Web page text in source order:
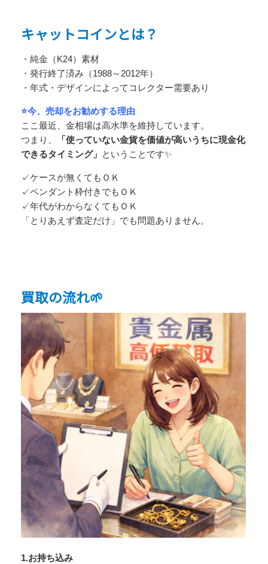
キャットコインとは？
・純金（K24）素材
・発行終了済み（1988～2012年）
・年式・デザインによってコレクター需要あり
⭐今、売却をお勧めする理由
ここ最近、金相場は高水準を維持しています。
つまり、
「使っていない金貨を価値が高いうちに現金化
できるタイミング」 ということです✨
✓ケースが無くてもＯＫ
✓ペンダント枠付きでもＯＫ
✓年代がわからなくてもＯＫ
「とりあえず査定だけ」でも問題ありません。
買取の流れ🌱
1.お持ち込み